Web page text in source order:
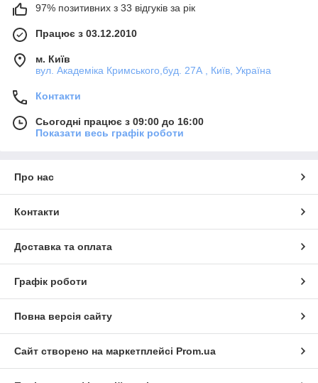
97% позитивних з 33 відгуків за рік
Працює з 03.12.2010
м. Київ
вул. Академіка Кримського,буд. 27А , Київ, Україна
Контакти
Сьогодні працює з 09:00 до 16:00
Показати весь графік роботи
Про нас
Контакти
Доставка та оплата
Графік роботи
Повна версія сайту
Сайт створено на маркетплейсі Prom.ua